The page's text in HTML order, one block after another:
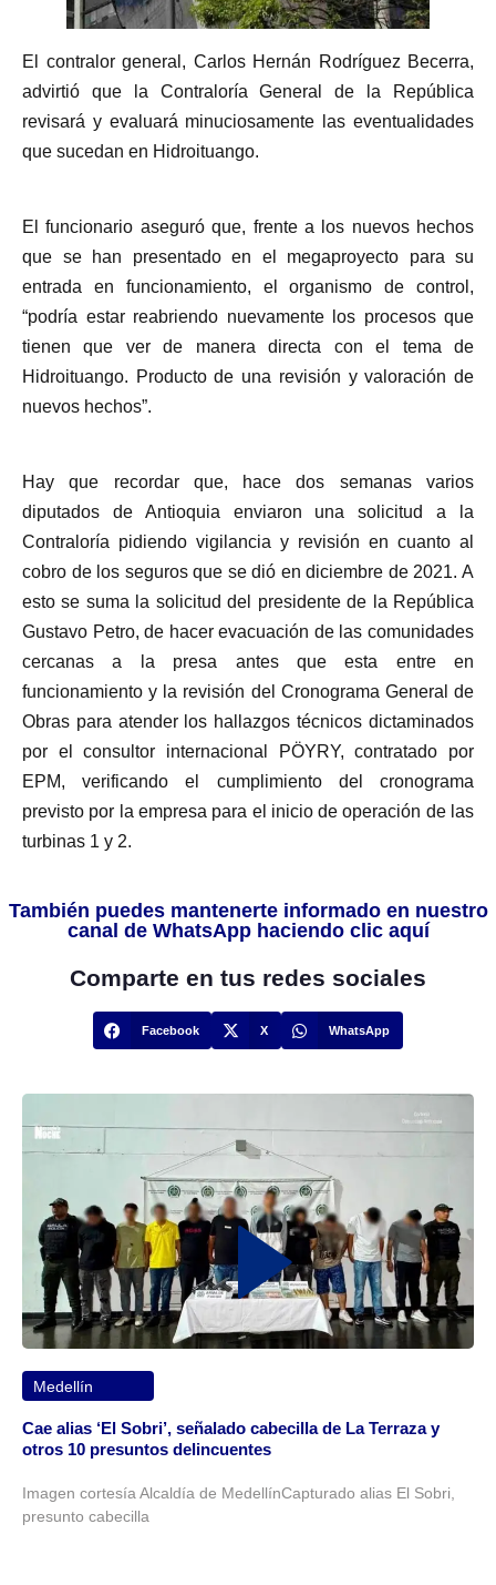
El contralor general, Carlos Hernán Rodríguez Becerra,
advirtió que la Contraloría General de la República
revisará y evaluará minuciosamente las eventualidades
que sucedan en Hidroituango.
El funcionario aseguró que, frente a los nuevos hechos
que se han presentado en el megaproyecto para su
entrada en funcionamiento, el organismo de control,
“podría estar reabriendo nuevamente los procesos que
tienen que ver de manera directa con el tema de
Hidroituango. Producto de una revisión y valoración de
nuevos hechos”.
Hay que recordar que, hace dos semanas varios
diputados de Antioquia enviaron una solicitud a la
Contraloría pidiendo vigilancia y revisión en cuanto al
cobro de los seguros que se dió en diciembre de 2021. A
esto se suma la solicitud del presidente de la República
Gustavo Petro, de hacer evacuación de las comunidades
cercanas a la presa antes que esta entre en
funcionamiento y la revisión del Cronograma General de
Obras para atender los hallazgos técnicos dictaminados
por el consultor internacional PÖYRY, contratado por
EPM, verificando el cumplimiento del cronograma
previsto por la empresa para el inicio de operación de las
turbinas 1 y 2.
También puedes mantenerte informado en nuestro
canal de WhatsApp haciendo clic aquí
Comparte en tus redes sociales
Facebook X WhatsApp
Medellín
Cae alias ‘El Sobri’, señalado cabecilla de La Terraza y
otros 10 presuntos delincuentes
Imagen cortesía Alcaldía de MedellínCapturado alias El Sobri,
presunto cabecilla